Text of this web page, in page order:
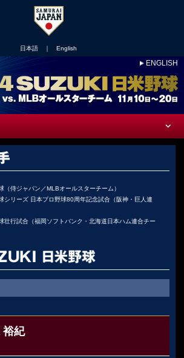
日本語 ｜ English
ENGLISH
侍ジャパン／MLBオールスターチーム）
シリーズ 日本プロ野球80周年記念試合（阪神・巨人連
壮行試合（福岡ソフトバンク・北海道日本ハム連合チー
裕紀